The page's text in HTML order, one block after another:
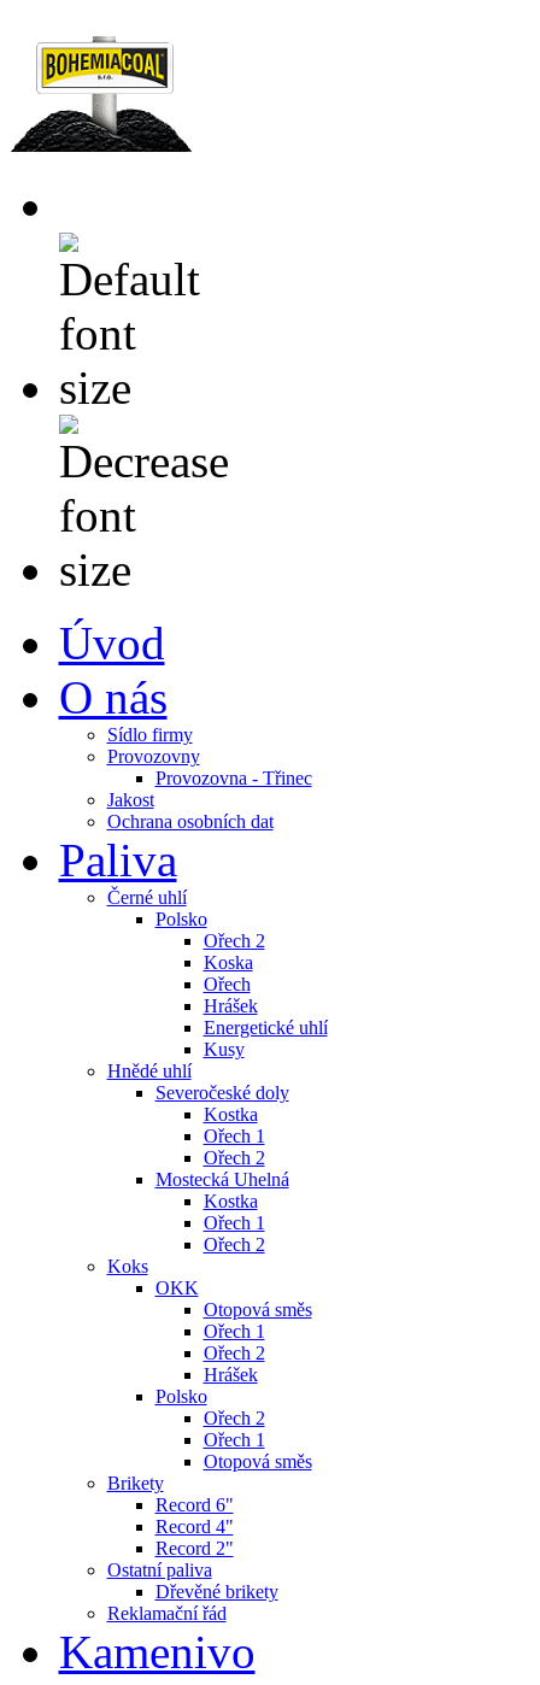
Úvod
O nás
Sídlo firmy
Provozovny
Provozovna - Třinec
Jakost
Ochrana osobních dat
Paliva
Černé uhlí
Polsko
Ořech 2
Koska
Ořech
Hrášek
Energetické uhlí
Kusy
Hnědé uhlí
Severočeské doly
Kostka
Ořech 1
Ořech 2
Mostecká Uhelná
Kostka
Ořech 1
Ořech 2
Koks
OKK
Otopová směs
Ořech 1
Ořech 2
Hrášek
Polsko
Ořech 2
Ořech 1
Otopová směs
Brikety
Record 6"
Record 4"
Record 2"
Ostatní paliva
Dřevěné brikety
Reklamační řád
Kamenivo